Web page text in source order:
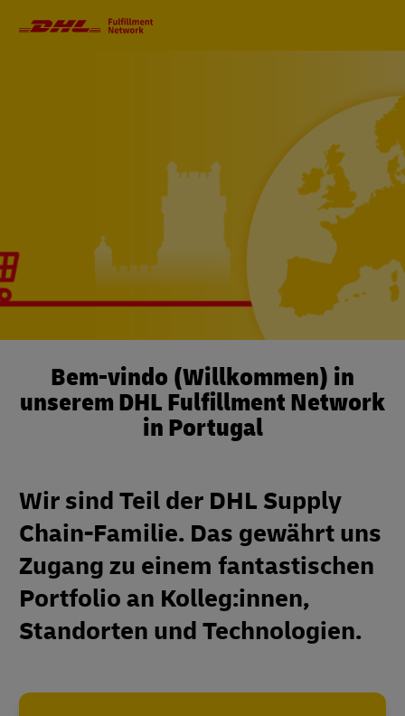
Bem-vindo (Willkommen) in
unserem DHL Fulfillment Network
in Portugal
Wir sind Teil der DHL Supply
Chain-Familie. Das gewährt uns
Zugang zu einem fantastischen
Portfolio an Kolleg:innen,
Standorten und Technologien.